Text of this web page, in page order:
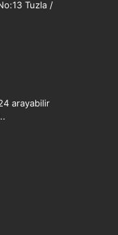
Tuzla /
arayabilir